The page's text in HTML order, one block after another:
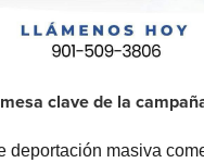
clave de la
deportación masiva